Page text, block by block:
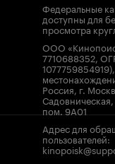
Федеральные
доступны для
просмотра
ООО
7710688352,
Россия, г.
пом. 9А01
Адрес для
пользователей: